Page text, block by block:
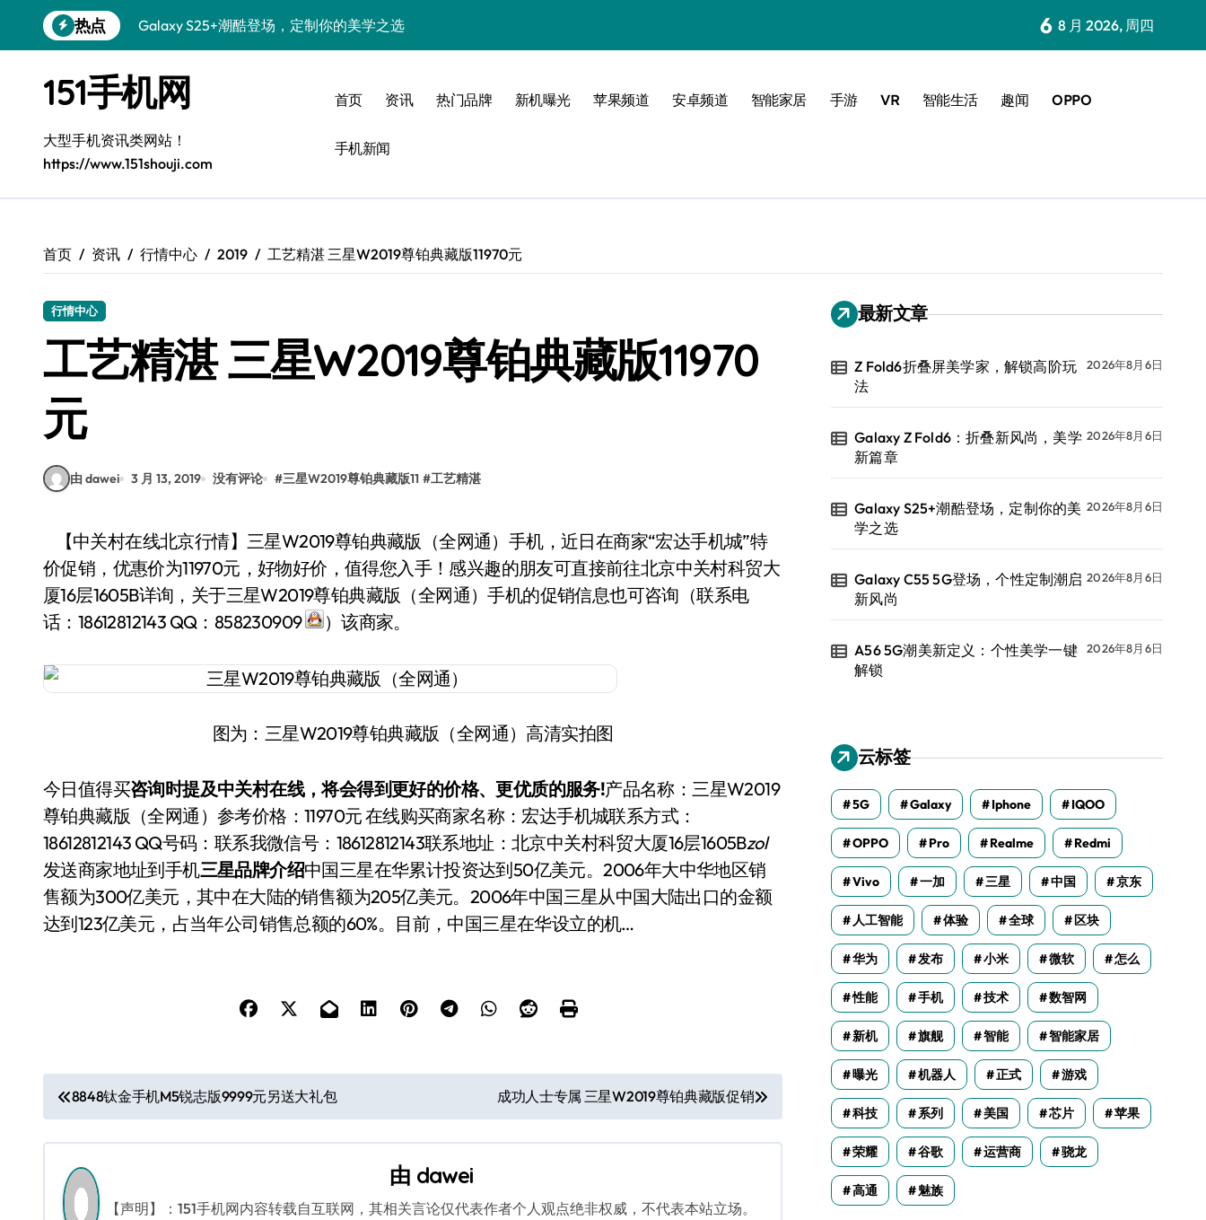
到
热点
Galaxy S25+潮酷登场，定制你的美学之选
A56 5G潮美新定义：个性美学一键解锁
三星W26奢华蜕变：尊贵体验全解锁
S26 Ultra华丽升级，极致美机技巧全解析
极简之选：荣耀Magic V6开启生活新风尚
极简之选：真我GT8 Pro，高效生活新篇
6 8 月 2026, 周四
151手机网
大型手机资讯类网站！
https://www.151shouji.com
首页 资讯 热门品牌 新机曝光 苹果频道 安卓频道 智能家居 手游 VR 智能生活 趣闻 OPPO
手机新闻
首页 资讯 行情中心 2019 工艺精湛 三星W2019尊铂典藏版11970元
行情中心
工艺精湛 三星W2019尊铂典藏版11970
元
由 dawei 3 月 13, 2019 没有评论 #三星W2019尊铂典藏版11 #工艺精湛
【中关村在线北京行情】三星W2019尊铂典藏版（全网通）手机，近日在商家“宏达手机城”特
价促销，优惠价为11970元，好物好价，值得您入手！感兴趣的朋友可直接前往北京中关村科贸大
厦16层1605B详询，关于三星W2019尊铂典藏版（全网通）手机的促销信息也可咨询（联系电
话：18612812143 QQ：858230909
）该商家。
图为：三星W2019尊铂典藏版（全网通）高清实拍图
今日值得买咨询时提及中关村在线，将会得到更好的价格、更优质的服务!产品名称：三星W2019
尊铂典藏版（全网通） 参考价格： 11970元 在线购买商家名称： 宏达手机城联系方式：
18612812143 QQ号码： 联系我微信号： 18612812143联系地址：北京中关村科贸大厦16层1605Bzol
发送商家地址到手机三星品牌介绍中国三星在华累计投资达到50亿美元。2006年大中华地区销
售额为300亿美元，其中在大陆的销售额为205亿美元。2006年中国三星从中国大陆出口的金额
达到123亿美元，占当年公司销售总额的60%。目前，中国三星在华设立的机…
文
章
导
航
8848钛金手机M5锐志版9999元另送大礼包 成功人士专属 三星W2019尊铂典藏版促销
由 dawei
【声明】：151手机网内容转载自互联网，其相关言论仅代表作者个人观点绝非权威，不代表本站立场。
最新文章
Z Fold6折叠屏美学家，解锁高阶玩
法
2026年8月6日
Galaxy Z Fold6：折叠新风尚，美学
新篇章
2026年8月6日
Galaxy S25+潮酷登场，定制你的美
学之选
2026年8月6日
Galaxy C55 5G登场，个性定制潮启
新风尚
2026年8月6日
A56 5G潮美新定义：个性美学一键
解锁
2026年8月6日
云标签
5G Galaxy Iphone IQOO
OPPO Pro Realme Redmi
Vivo 一加 三星 中国 京东
人工智能 体验 全球 区块
华为 发布 小米 微软 怎么
性能 手机 技术 数智网
新机 旗舰 智能 智能家居
曝光 机器人 正式 游戏
科技 系列 美国 芯片 苹果
荣耀 谷歌 运营商 骁龙
高通 魅族